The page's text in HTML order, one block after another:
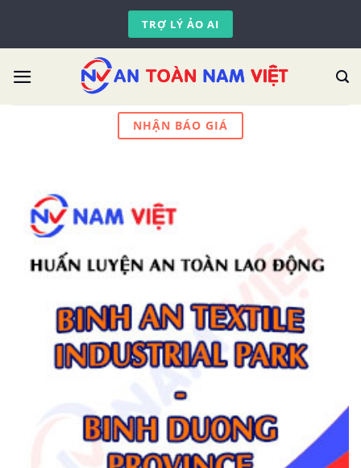
content
TRỢ LÝ ẢO AI
NHẬN BÁO GIÁ